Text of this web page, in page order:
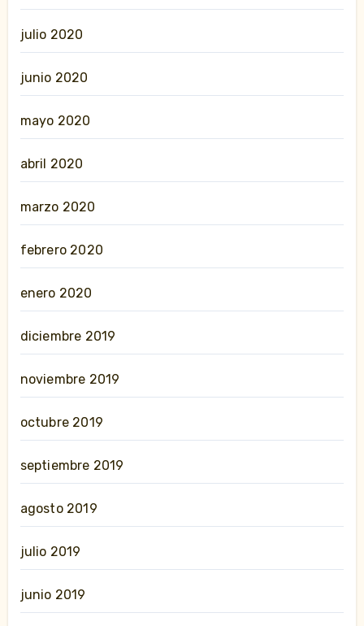
julio 2020
junio 2020
mayo 2020
abril 2020
marzo 2020
febrero 2020
enero 2020
diciembre 2019
noviembre 2019
octubre 2019
septiembre 2019
agosto 2019
julio 2019
junio 2019